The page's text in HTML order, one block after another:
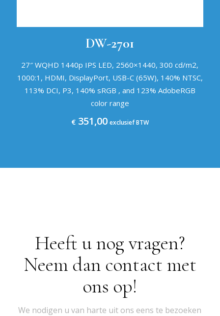
DW-2701
27″ WQHD 1440p IPS LED, 2560×1440, 300 cd/m2,
1000:1, HDMI, DisplayPort, USB-C (65W), 140% NTSC,
113% DCI, P3, 140% sRGB , and 123% AdobeRGB
color range
€351,00 exclusief BTW
Heeft u nog vragen?
Neem dan contact met
ons op!
We nodigen u van harte uit ons eens te bezoeken